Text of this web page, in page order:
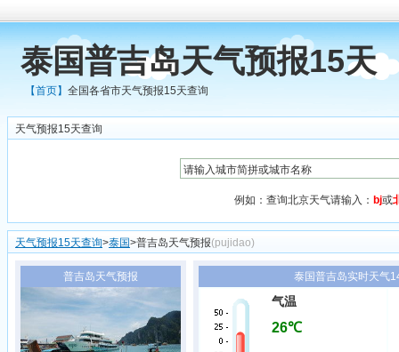
泰国普吉岛天气预报15天
【首页】全国各省市天气预报15天查询
天气预报15天查询
例如：查询北京天气请输入： bj或
天气预报15天查询>泰国>普吉岛天气预报(pujidao)
普吉岛天气预报 泰国普吉岛实时天气
气温
26℃